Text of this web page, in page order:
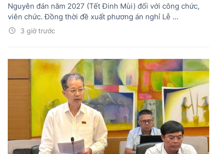
Doanh nghiệp dân tộc
Khác
Photo
3 giờ trước
Nguyên đán năm 2027 (Tết Đinh Mùi) đối với công chức,
viên chức. Đồng thời đề xuất phương án nghỉ Lễ ...